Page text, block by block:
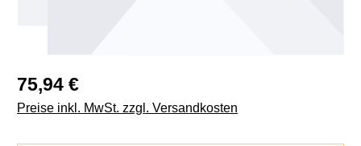
Regulärer Preis:
75,94 €
Preise inkl. MwSt. zzgl. Versandkosten